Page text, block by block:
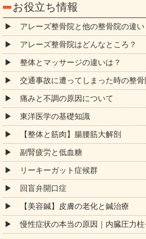
お役立ち情報
アレーズ整骨院と他の整骨院の違い
アレーズ整骨院はどんなところ？
整体とマッサージの違いは？
交通事故に遭ってしまった時の整
痛みと不調の原因について
東洋医学の基礎知識
【整体と筋肉】腸腰筋大解剖
副腎疲労と低血糖
リーキーガット症候群
回盲弁開口症
【美容鍼】皮膚の老化と鍼治療
慢性症状の本当の原因｜内臓圧力